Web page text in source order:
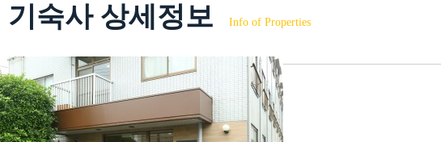
기숙사 상세정보 Info of Properties